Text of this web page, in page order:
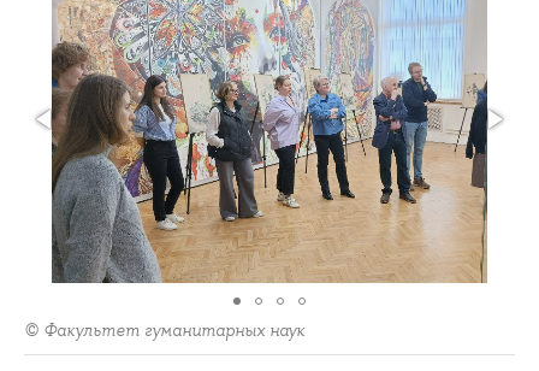
© Факультет гуманитарных наук